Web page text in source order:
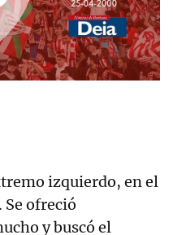
izquierdo, en el
ofreció
y buscó el